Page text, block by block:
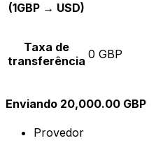
(1GBP → USD)
Taxa de
transferência 0 GBP
Enviando 20,000.00 GBP
Provedor